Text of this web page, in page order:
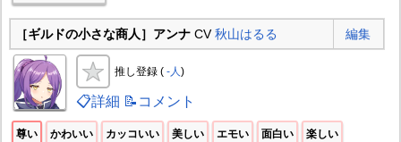
［ギルドの小さな商人］アンナCV秋山はるる 編集
推し登録 ( -人)
📋詳細 📝コメント
尊い かわいい カッコいい 美しい エモい 面白い 楽しい